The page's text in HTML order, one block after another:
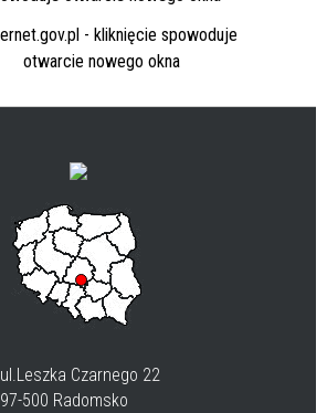
ul.Leszka Czarnego 22
97-500 Radomsko